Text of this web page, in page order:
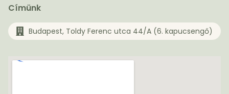
Címünk
Budapest, Toldy Ferenc utca 44/A (6. kapucsengő)